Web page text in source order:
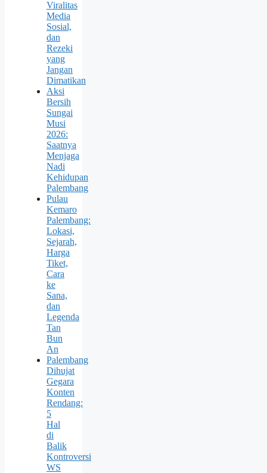
Viralitas
Media
Sosial,
dan
Rezeki
yang
Jangan
Dimatikan
Aksi
Bersih
Sungai
Musi
2026:
Saatnya
Menjaga
Nadi
Kehidupan
Palembang
Pulau
Kemaro
Palembang:
Lokasi,
Sejarah,
Harga
Tiket,
Cara
ke
Sana,
dan
Legenda
Tan
Bun
An
Palembang
Dihujat
Gegara
Konten
Rendang:
5
Hal
di
Balik
Kontroversi
WS